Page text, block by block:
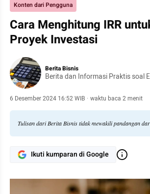
Konten dari Pengguna
Cara Menghitung IRR
Proyek Investasi
Berita Bisnis
Berita dan Informasi Praktis soal
6 Desember 2024 16:52 WIB · waktu baca 2 menit
Tulisan dari Berita Bisnis tidak mewakili pandangan
Ikuti kumparan di Google